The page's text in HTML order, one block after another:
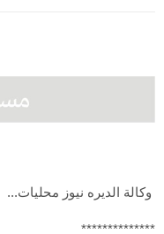
وكالة الديره نيوز محليات...
**************